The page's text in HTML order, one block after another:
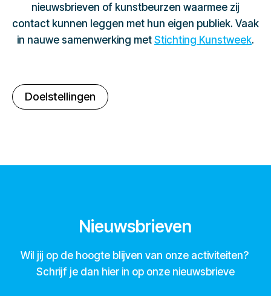
nieuwsbrieven of kunstbeurzen waarmee zij
contact kunnen leggen met hun eigen publiek. Vaak
in nauwe samenwerking met Stichting Kunstweek.
Doelstellingen
Nieuwsbrieven
Wil jij op de hoogte blijven van onze activiteiten?
Schrijf je dan hier in op onze nieuwsbrieve